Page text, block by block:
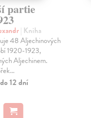
partie
| Kniha
48 Aljechinových
1920-1923,
Aljechinem.
12 dní